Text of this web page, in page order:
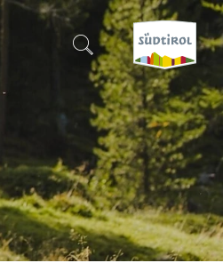
& BUCHEN
SÜDTIROL
WANN?
-